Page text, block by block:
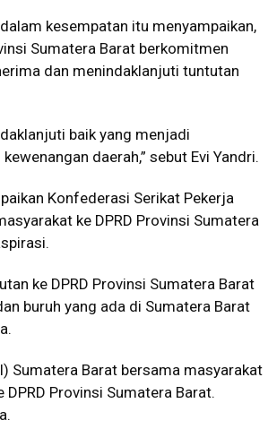
kesempatan itu menyampaikan,
Sumatera Barat berkomitmen
dan menindaklanjuti tuntutan
baik yang menjadi
daerah,” sebut Evi Yandri.
Konfederasi Serikat Pekerja
ke DPRD Provinsi Sumatera
ke DPRD Provinsi Sumatera Barat
buruh yang ada di Sumatera Barat
Sumatera Barat bersama masyarakat
Provinsi Sumatera Barat.